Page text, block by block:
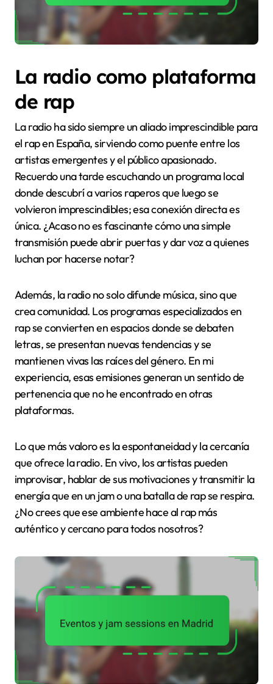
La radio como plataforma
de rap
La radio ha sido siempre un aliado imprescindible para
el rap en España, sirviendo como puente entre los
artistas emergentes y el público apasionado.
Recuerdo una tarde escuchando un programa local
donde descubrí a varios raperos que luego se
volvieron imprescindibles; esa conexión directa es
única. ¿Acaso no es fascinante cómo una simple
transmisión puede abrir puertas y dar voz a quienes
luchan por hacerse notar?
Además, la radio no solo difunde música, sino que
crea comunidad. Los programas especializados en
rap se convierten en espacios donde se debaten
letras, se presentan nuevas tendencias y se
mantienen vivas las raíces del género. En mi
experiencia, esas emisiones generan un sentido de
pertenencia que no he encontrado en otras
plataformas.
Lo que más valoro es la espontaneidad y la cercanía
que ofrece la radio. En vivo, los artistas pueden
improvisar, hablar de sus motivaciones y transmitir la
energía que en un jam o una batalla de rap se respira.
¿No crees que ese ambiente hace al rap más
auténtico y cercano para todos nosotros?